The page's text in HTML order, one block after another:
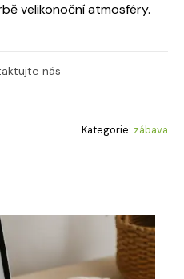
velikonoční atmosféry.
nás
Kategorie: zábava